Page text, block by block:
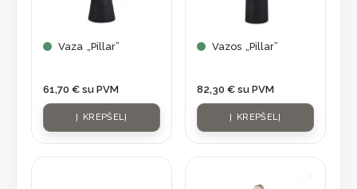
Vaza „Pillar”
61,70 € su PVM
Į KREPŠELĮ
Vazos „Pillar”
82,30 € su PVM
Į KREPŠELĮ